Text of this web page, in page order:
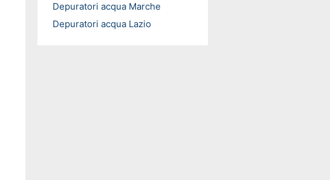
Depuratori acqua Marche
Depuratori acqua Lazio